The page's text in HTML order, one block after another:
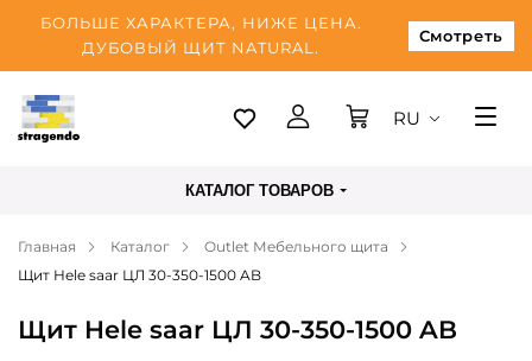
БОЛЬШЕ ХАРАКТЕРА, НИЖЕ ЦЕНА.
ДУБОВЫЙ ЩИТ NATURAL.
Смотреть
Таллинн
Оплата
Блог
RU
КАТАЛОГ ТОВАРОВ
Главная Каталог
Outlet Мебельного щита
Щит Hele saar ЦЛ 30-350-1500 AB
Щит Hele saar ЦЛ 30-350-1500 AB